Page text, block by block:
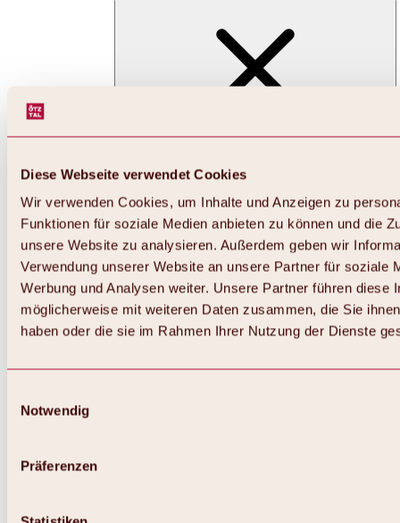
Diese Webseite verwendet Cookies
Wir verwenden Cookies, um Inhalte und Anzeigen zu
Funktionen für soziale Medien anbieten zu können und die
unsere Website zu analysieren. Außerdem geben wir
Verwendung unserer Website an unsere Partner für soziale
Werbung und Analysen weiter. Unsere Partner führen diese
möglicherweise mit weiteren Daten zusammen, die Sie
haben oder die sie im Rahmen Ihrer Nutzung der Dienste
Notwendig
Präferenzen